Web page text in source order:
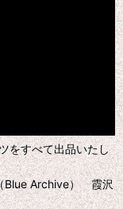
をすべて出品いたし
Blue Archive） 霞沢